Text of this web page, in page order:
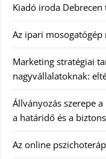
Kiadó iroda
Az ipari
Marketing stratégiai
nagyvállalatoknak:
Állványozás szerepe
a határidő és a
Az online